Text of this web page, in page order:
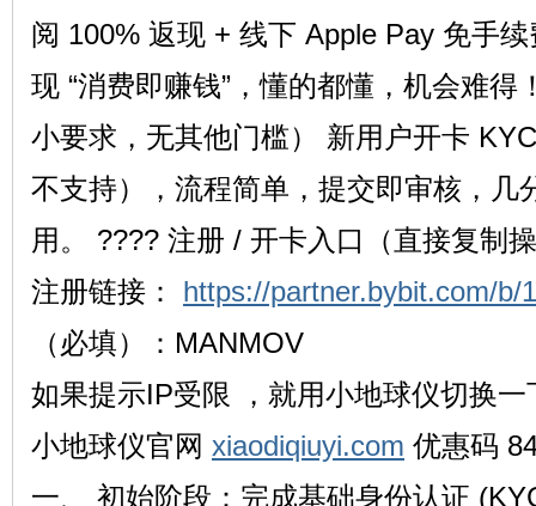
阅 100% 返现 + 线下 Apple Pay 免手
现 “消费即赚钱”，懂的都懂，机会难得
小要求，无其他门槛） 新用户开卡
不支持），流程简单，提交即审核，几
用。 ???? 注册 / 开卡入口（直接复制
注册链接： https://partner.bybit.com/b/
（必填）：MANMOV
如果提示IP受限 ，就用小地球仪切换
小地球仪官网 xiaodiqiuyi.com 优惠码
一、 初始阶段：完成基础身份认证